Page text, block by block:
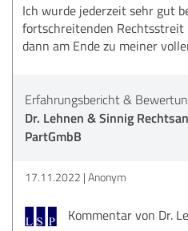
Ich wurde jederzeit sehr gut
fortschreitenden
dann am Ende zu meiner
Erfahrungsbericht &
Dr. Lehnen & Sinnig
PartGmbB
17.11.2022 Anonym
Kommentar von Dr.